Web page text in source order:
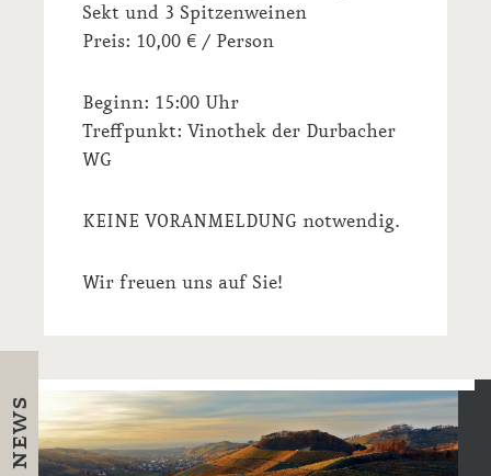
Sekt und 3 Spitzenweinen
Preis: 10,00 € / Person
Beginn: 15:00 Uhr
Treffpunkt: Vinothek der Durbacher
WG
KEINE VORANMELDUNG notwendig.
Wir freuen uns auf Sie!